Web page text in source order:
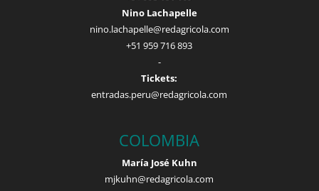
Nino Lachapelle
nino.lachapelle@redagricola.com
+51 959 716 893
-
Tickets:
entradas.peru@redagricola.com
COLOMBIA
María José Kuhn
mjkuhn@redagricola.com